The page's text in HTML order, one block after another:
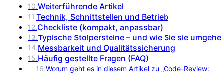
10.Weiterführende Artikel
11.Technik, Schnittstellen und Betrieb
12.Checkliste (kompakt, anpassbar)
13.Typische Stolpersteine – und wie Sie sie
14.Messbarkeit und Qualitätssicherung
15.Häufig gestellte Fragen (FAQ)
16.Worum geht es in diesem Artikel zu „Code-Review: